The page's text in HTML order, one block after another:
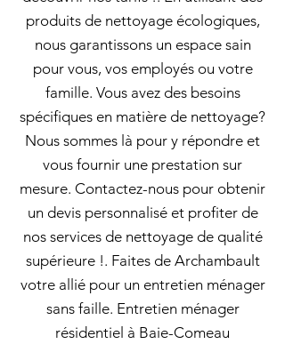
produits de nettoyage écologiques,
nous garantissons un espace sain
pour vous, vos employés ou votre
famille. Vous avez des besoins
spécifiques en matière de nettoyage?
Nous sommes là pour y répondre et
vous fournir une prestation sur
mesure. Contactez-nous pour obtenir
un devis personnalisé et profiter de
nos services de nettoyage de qualité
supérieure !. Faites de Archambault
votre allié pour un entretien ménager
sans faille. Entretien ménager
résidentiel à Baie-Comeau